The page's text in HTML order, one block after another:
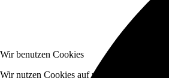
Wir benutzen Cookies
Wir nutzen Cookies auf unserer Website.